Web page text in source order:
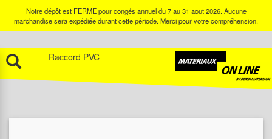
Notre dépôt est FERME pour congés annuel du 7 au 31 aout 2026. Aucune
marchandise sera expédiée durant cette période. Merci pour votre compréhension.
Raccord PVC